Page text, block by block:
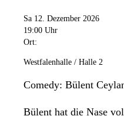
Sa 12. Dezember 2026
19:00 Uhr
Ort:
Westfalenhalle / Halle 2
Comedy: Bülent
Bülent hat die Nase